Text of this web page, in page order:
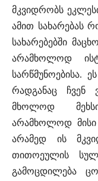
მკვიდრობს
ამით სახარებას
სახარებებში
არამხოლოდ
სარწმუნოებისა.
რადგანაც
მხოლოდ
არამხოლოდ მისი
არამედ ის
თითოეულის
გამოცდილება